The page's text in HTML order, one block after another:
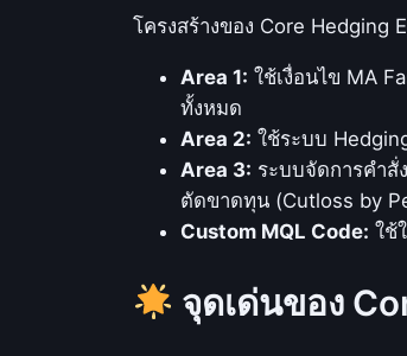
โครงสร้างของ Core Hedging
Area 1: ใช้เงื่อนไข MA
ทั้งหมด
Area 2: ใช้ระบบ
Area 3: ระบบจัดการคำสั่
ตัดขาดทุน (Cutloss by
Custom MQL Code: ใช้
จุดเด่นของ